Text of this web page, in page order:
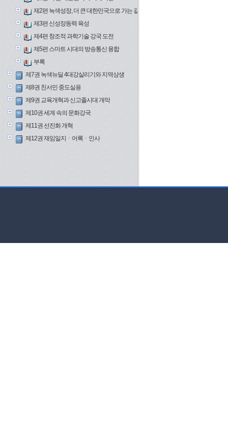
제2편 녹색성장, 더 큰 대한민국으로 가는 길
제3편 신성장동력 육성
제4편 창조적 과학기술 강국 도전
제5편 스마트 시대의 방송통신 융합
부록
제7권 녹색뉴딜 4대강살리기와 지역상생
제8권 친서민 중도실용
제9권 교육개혁과 신고졸시대 개막
제10권 세계 속의 문화강국
제11권 선진화 개혁
제12권 재임일지ㆍ어록ㆍ인사